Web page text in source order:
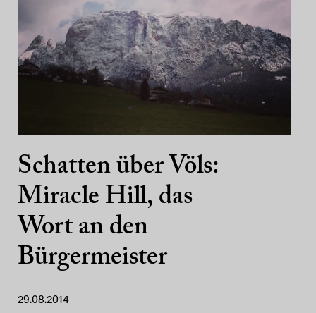
Schatten über Völs:
Miracle Hill, das
Wort an den
Bürgermeister
29.08.2014